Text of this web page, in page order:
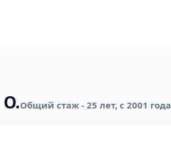
О.Общий стаж - 25 лет, с 2001 года